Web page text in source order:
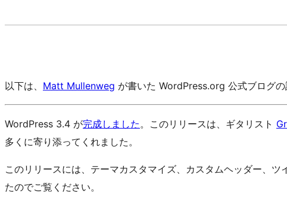
以下は、 Matt Mullenweg が書いた WordPress.org 公式ブログの
WordPress 3.4 が完成しました。このリリースは、ギタリスト
多くに寄り添ってくれました。
このリリースには、テーマカスタマイズ、カスタムヘッダー、
たのでご覧ください。